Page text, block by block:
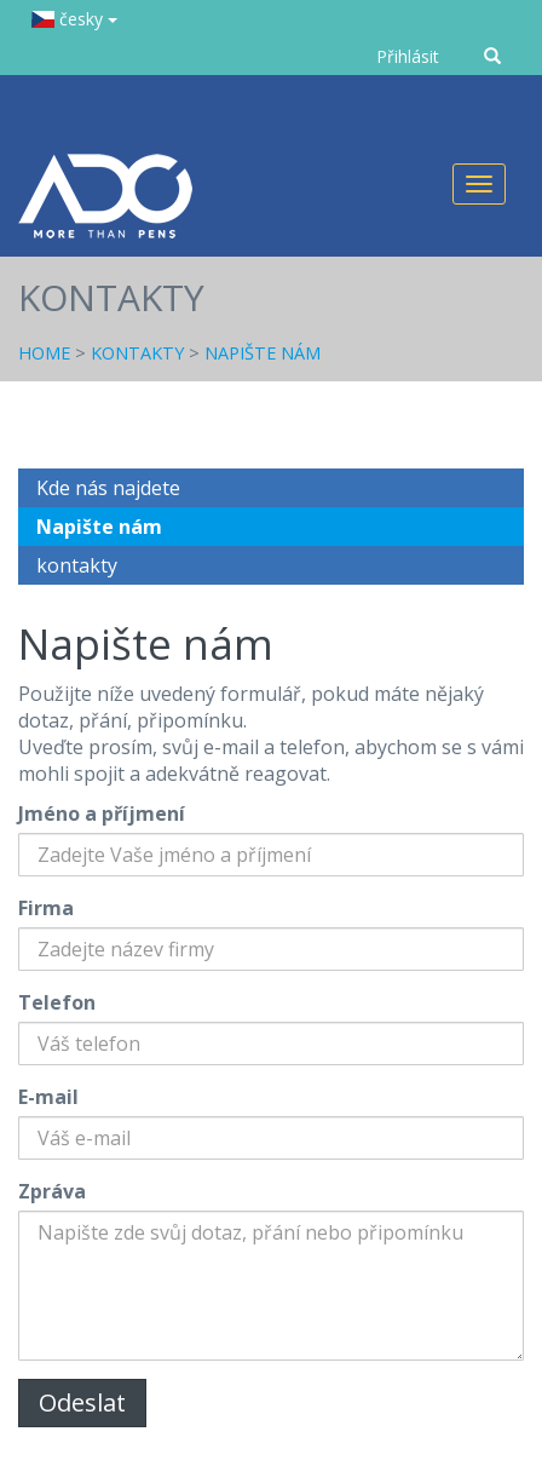
česky
Zadejte
text
Přihlásit
Toggle
KONTAKTY
HOME > KONTAKTY> NAPIŠTE NÁM
Kde nás najdete
Napište nám
kontakty
Napište nám
Použijte níže uvedený formulář, pokud máte nějaký
dotaz, přání, připomínku.
Uveďte prosím, svůj e-mail a telefon, abychom se s vámi
mohli spojit a adekvátně reagovat.
Jméno a příjmení
Firma
Telefon
E-mail
Zpráva